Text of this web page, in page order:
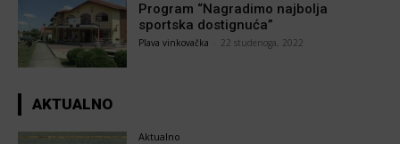
Program “Nagradimo najbolja
sportska dostignuća”
Plava vinkovačka 22 studenoga, 2022
AKTUALNO
Aktualno